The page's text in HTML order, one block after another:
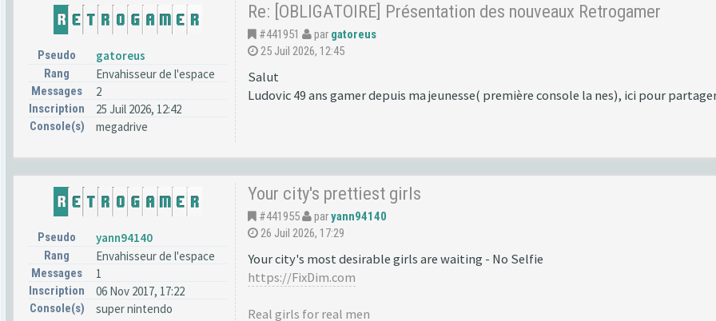
Pseudo gatoreus
Rang Envahisseur de l'espace
Messages 2
Inscription 25 Juil 2026, 12:42
Console(s) megadrive
Re: [OBLIGATOIRE] Présentation des nouveaux Retrogamer
#441951 par gatoreus
25 Juil 2026, 12:45
Salut
Ludovic 49 ans gamer depuis ma jeunesse( première console la nes), ici pour
Pseudo yann94140
Rang Envahisseur de l'espace
Messages 1
Inscription 06 Nov 2017, 17:22
Console(s) super nintendo
Your city's prettiest girls
#441955 paryann94140
26 Juil 2026, 17:29
Your city's most desirable girls are waiting - No Selfie
https://FixDim.com
Real girls for real men